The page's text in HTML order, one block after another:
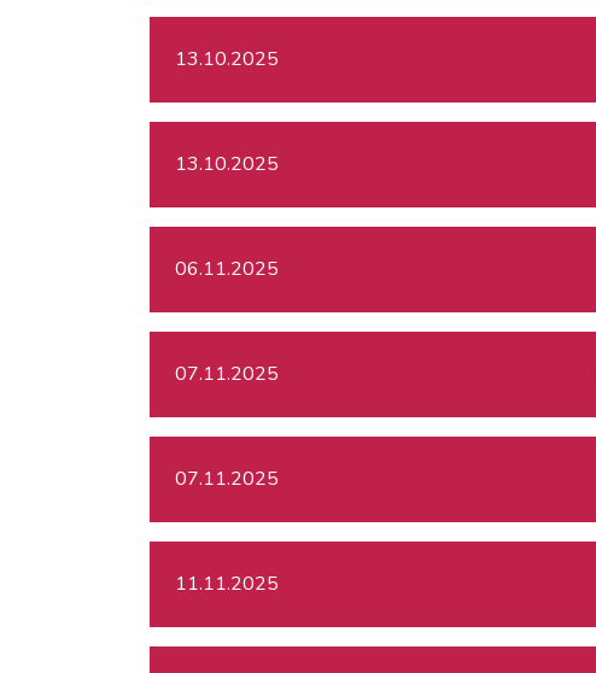
13.10.2025
13.10.2025
06.11.2025
07.11.2025
07.11.2025
11.11.2025